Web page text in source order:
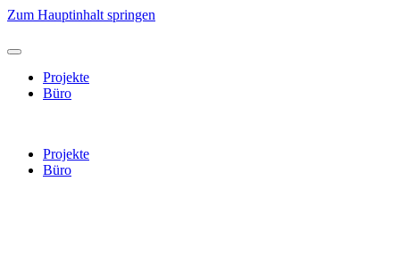
Zum Hauptinhalt springen
Projekte
Büro
Projekte
Büro